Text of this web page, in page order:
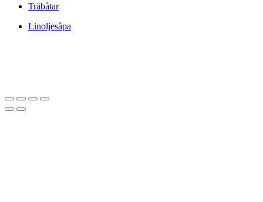
Träbåtar
Linoljesåpa